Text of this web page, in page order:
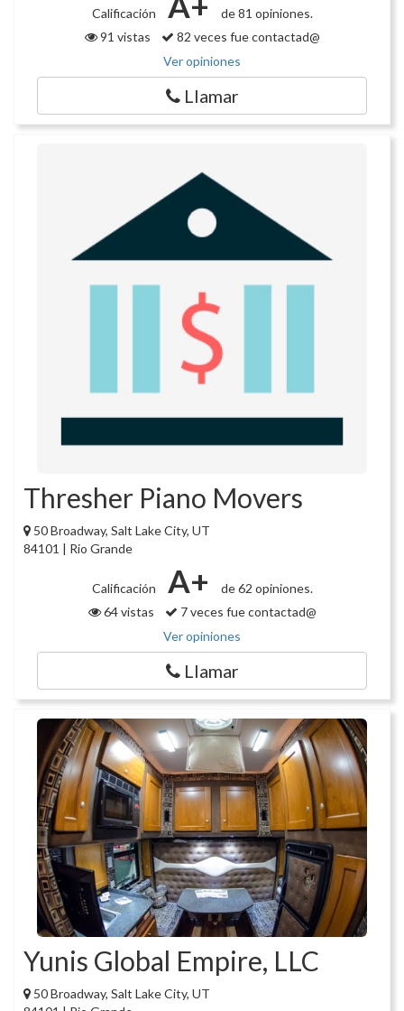
Calificación
de 81 opiniones.
91 vistas
82 veces fue contactad@
Ver opiniones
Llamar
Thresher Piano Movers
50 Broadway, Salt Lake City, UT
84101 | Rio Grande
Calificación A+
de 62 opiniones.
64 vistas
7 veces fue contactad@
Ver opiniones
Llamar
Yunis Global Empire, LLC
50 Broadway, Salt Lake City, UT